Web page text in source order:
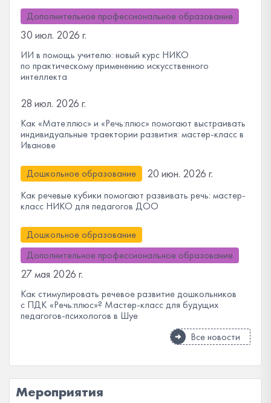
Дополнительное профессиональное образование
30 июл. 2026 г.
ИИ в помощь учителю: новый курс НИКО
по практическому применению искусственного
интеллекта
28 июл. 2026 г.
Как «Мате:плюс» и «Речь:плюс» помогают выстраивать
индивидуальные траектории развития: мастер-класс в
Иванове
Дошкольное образование 20 июн. 2026 г.
Как речевые кубики помогают развивать речь: мастер-
класс НИКО для педагогов ДОО
Дошкольное образование
Дополнительное профессиональное образование
27 мая 2026 г.
Как стимулировать речевое развитие дошкольников
с ПДК «Речь:плюс»? Мастер-класс для будущих
педагогов-психологов в Шуе
Все новости
Мероприятия